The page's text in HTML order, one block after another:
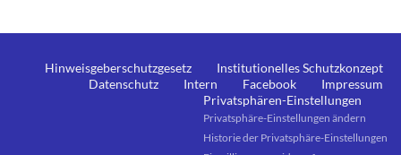
Hinweisgeberschutzgesetz
Institutionelles Schutzkonzept
Datenschutz
Intern Facebook
Impressum
Privatsphären-Einstellungen
Privatsphäre-Einstellungen ändern
Historie der Privatsphäre-Einstellungen